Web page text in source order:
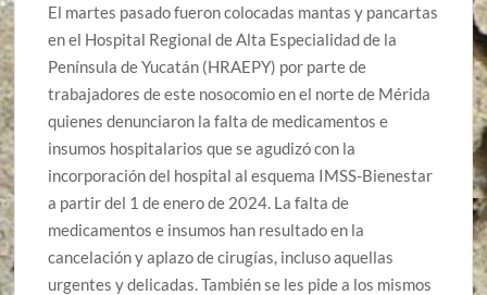
El martes pasado fueron colocadas mantas y pancartas
en el Hospital Regional de Alta Especialidad de la
Península de Yucatán (HRAEPY) por parte de
trabajadores de este nosocomio en el norte de Mérida
quienes denunciaron la falta de medicamentos e
insumos hospitalarios que se agudizó con la
incorporación del hospital al esquema IMSS-Bienestar
a partir del 1 de enero de 2024. La falta de
medicamentos e insumos han resultado en la
cancelación y aplazo de cirugías, incluso aquellas
urgentes y delicadas. También se les pide a los mismos